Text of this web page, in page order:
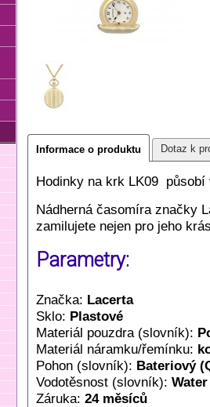
Informace o produktu Dotaz k
Hodinky na krk LK09
Nádherná časomíra značky
zamilujete nejen pro jeho
Parametry:
Značka: Lacerta
Sklo: Plastové
Materiál pouzdra (slovník):
Materiál náramku/řemínku:
Pohon (slovník): Bateriový
Vodotěsnost (slovník):
Záruka: 24 měsíců